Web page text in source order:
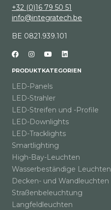
+32 (0)16 79 50 51
info@integratech.be
BE 0821.939.101
PRODUKTKATEGORIEN
LED-Panels
LED-Strahler
LED-Streifen und -Profile
LED-Downlights
LED-Tracklights
Smartlighting
High-Bay-Leuchten
Wasserbeständige Leuchten
Decken- und Wandleuchten
Straßenbeleuchtung
Langfeldleuchten